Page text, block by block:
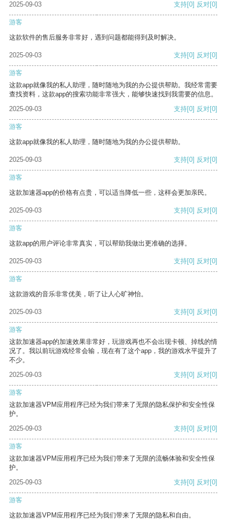
2025-09-03
支持[0] 反对[0]
游客
这款软件的售后服务非常好，遇到问题都能得到及时解决。
2025-09-03 支持[0] 反对[0]
游客
这款app就像我的私人助理，随时随地为我的办公提供帮助。我经常需要
查找资料，这款app的搜索功能非常强大，能够快速找到我需要的信息。
2025-09-03
支持[0] 反对[0]
游客
这款app就像我的私人助理，随时随地为我的办公提供帮助。
2025-09-03 支持[0] 反对[0]
游客
这款加速器app的价格有点贵，可以适当降低一些，这样会更加亲民。
2025-09-03 支持[0] 反对[0]
游客
这款app的用户评论非常真实，可以帮助我做出更准确的选择。
2025-09-03 支持[0] 反对[0]
游客
这款游戏的音乐非常优美，听了让人心旷神怡。
2025-09-03 支持[0] 反对[0]
游客
这款加速器app的加速效果非常好，玩游戏再也不会出现卡顿、掉线的情
况了。我以前玩游戏经常会输，现在有了这个app，我的游戏水平提升了
不少。
2025-09-03
支持[0] 反对[0]
游客
这款加速器VPM应用程序已经为我们带来了无限的隐私保护和安全性保
护。
2025-09-03
支持[0] 反对[0]
游客
这款加速器VPM应用程序已经为我们带来了无限的流畅体验和安全性保
护。
2025-09-03
支持[0] 反对[0]
游客
这款加速器VPM应用程序已经为我们带来了无限的隐私和自由。